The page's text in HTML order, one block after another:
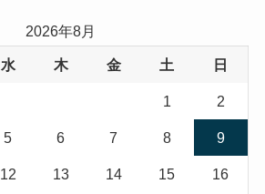
2026年8月
水 木 金 土 日
1 2
5 6 7 8 9
12 13 14 15 16